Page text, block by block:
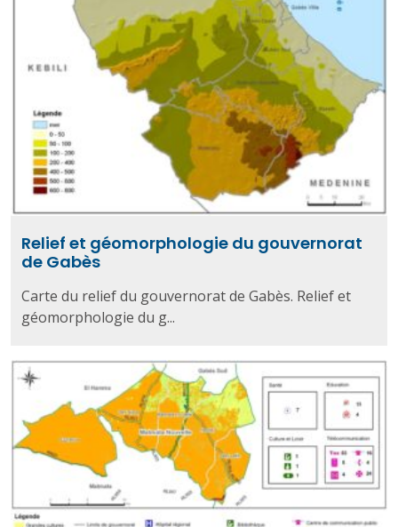
Relief et géomorphologie du gouvernorat
de Gabès
Carte du relief du gouvernorat de Gabès. Relief et
géomorphologie du g...